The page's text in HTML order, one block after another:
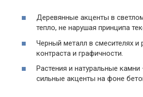
Деревянные акценты в
тепло, не нарушая принципа
Черный металл в смесителях и
контраста и графичности.
Растения и натуральные
сильные акценты на фоне